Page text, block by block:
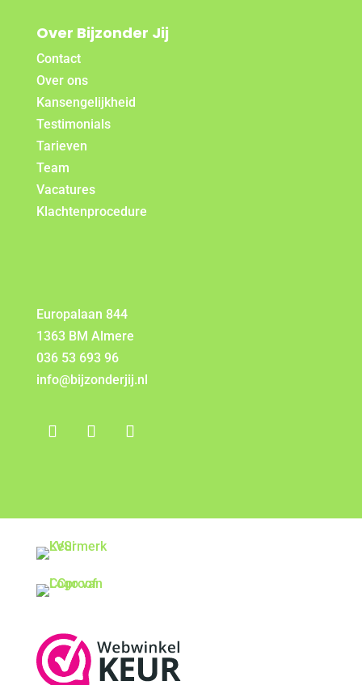
Over Bijzonder Jij
Contact
Over ons
Kansengelijkheid
Testimonials
Tarieven
Team
Vacatures
Klachtenprocedure
Europalaan 844
1363 BM Almere
036 53 693 96
info@bijzonderjij.nl